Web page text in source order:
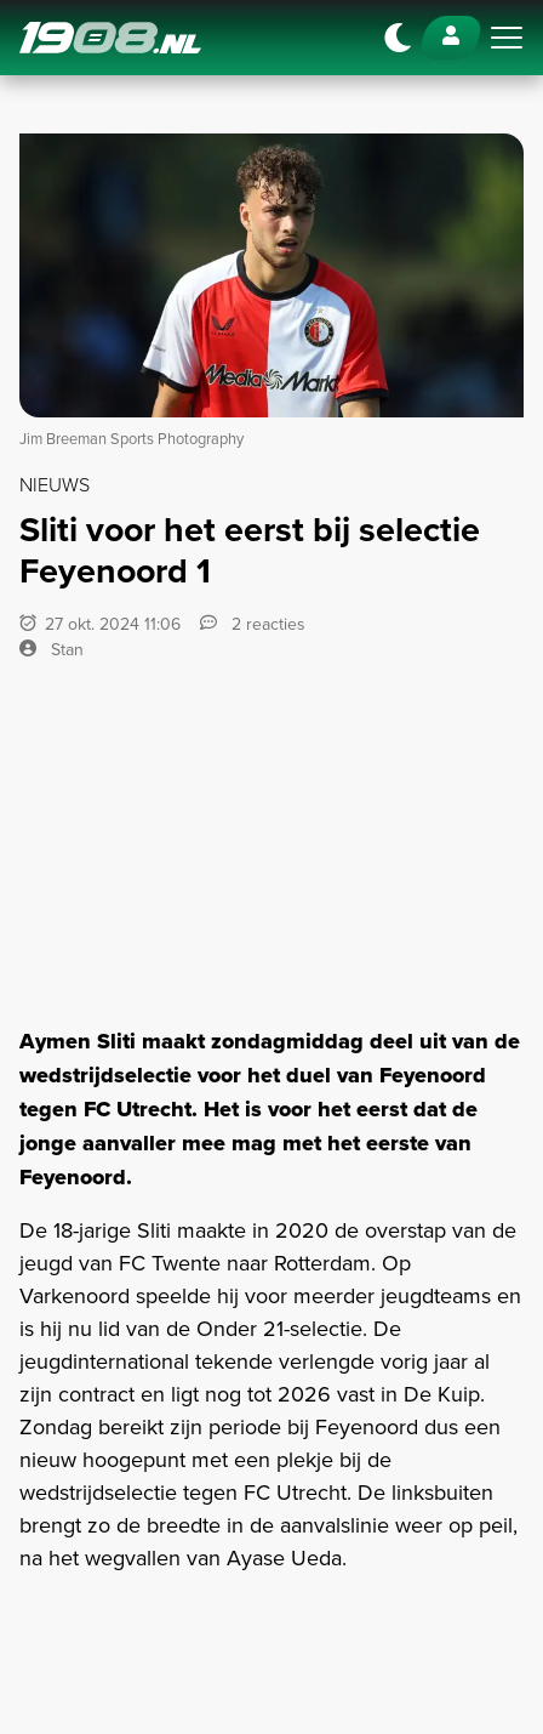
Navigation
Jim Breeman Sports Photography
NIEUWS
Sliti voor het eerst bij selectie
Feyenoord 1
27 okt. 2024 11:06
2 reacties
Stan
Aymen Sliti maakt zondagmiddag deel uit van de
wedstrijdselectie voor het duel van Feyenoord
tegen FC Utrecht. Het is voor het eerst dat de
jonge aanvaller mee mag met het eerste van
Feyenoord.
De 18-jarige Sliti maakte in 2020 de overstap van de
jeugd van FC Twente naar Rotterdam. Op
Varkenoord speelde hij voor meerder jeugdteams en
is hij nu lid van de Onder 21-selectie. De
jeugdinternational tekende verlengde vorig jaar al
zijn contract en ligt nog tot 2026 vast in De Kuip.
Zondag bereikt zijn periode bij Feyenoord dus een
nieuw hoogepunt met een plekje bij de
wedstrijdselectie tegen FC Utrecht. De linksbuiten
brengt zo de breedte in de aanvalslinie weer op peil,
na het wegvallen van Ayase Ueda.